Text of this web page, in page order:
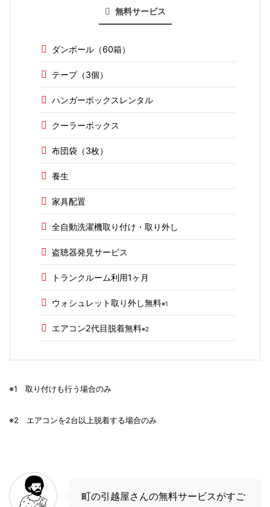
無料サービス
ダンボール（60箱）
テープ（3個）
ハンガーボックスレンタル
クーラーボックス
布団袋（3枚）
養生
家具配置
全自動洗濯機取り付け・取り外し
盗聴器発見サービス
トランクルーム利用1ヶ月
ウォシュレット取り外し無料※1
エアコン2代目脱着無料※2
※1 取り付けも行う場合のみ
※2 エアコンを2台以上脱着する場合のみ
町の引越屋さんの無料サービスがすご